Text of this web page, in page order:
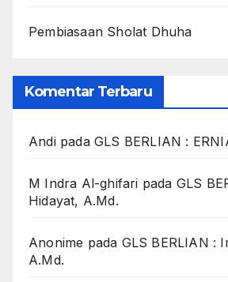
Pembiasaan Sholat Dhuha
Komentar Terbaru
AndipadaGLS BERLIAN :
M Indra Al-ghifari pada GLS
Hidayat, A.Md.
Anonime pada GLS BERLIAN :
A.Md.